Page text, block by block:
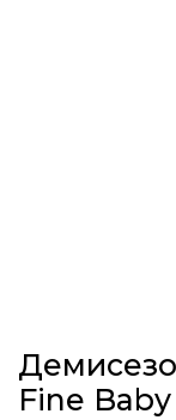
Fine Baby